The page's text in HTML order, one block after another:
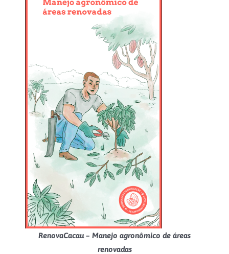
RenovaCacau – Manejo agronômico de áreas
renovadas